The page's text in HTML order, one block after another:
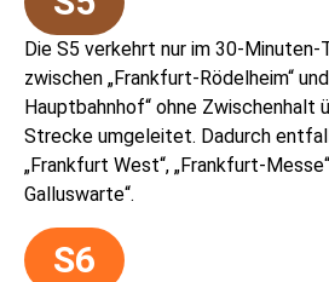
Die S5 verkehrt nur im 30-Minuten-
zwischen „Frankfurt-Rödelheim“
Hauptbahnhof“ ohne Zwischenhalt
Strecke umgeleitet. Dadurch
„Frankfurt West“, „Frankfurt-
Galluswarte“.
S6